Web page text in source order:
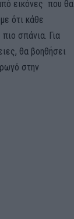
εικόνες που θα
ότι κάθε
σπάνια. Για
θα βοηθήσει
στην